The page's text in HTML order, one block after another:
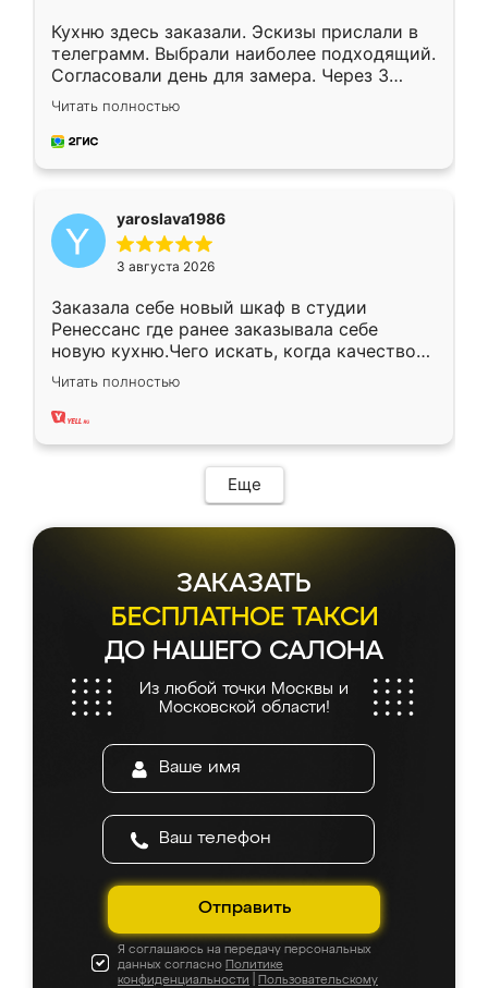
Кухню здесь заказали. Эскизы прислали в
телеграмм. Выбрали наиболее подходящий.
Согласовали день для замера. Через 3
недели кухня была уже готова. Остались
довольны работой. Спасибо Ренессанс
мебель за качественную работу!
Читать полностью
yaroslava1986
3 августа 2026
Заказала себе новый шкаф в студии
Ренессанс где ранее заказывала себе
новую кухню.Чего искать, когда качеством
вполне довольна. Служит кухня уже почти
два года, нареканий нет.
Читать полностью
Еще
ЗАКАЗАТЬ
БЕСПЛАТНОЕ ТАКСИ
ДО НАШЕГО САЛОНА
Из любой точки Москвы и
Московской области!
Отправить
Я соглашаюсь на передачу персональных
данных согласно Политике
конфиденциальности
Пользовательскому